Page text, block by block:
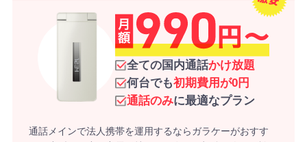
全ての国内通話かけ放題
何台でも初期費用が0円
通話のみに最適なプラン
通話メインで法人携帯を運用するならガラケーがおすす